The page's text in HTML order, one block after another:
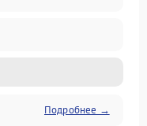
Подробнее →